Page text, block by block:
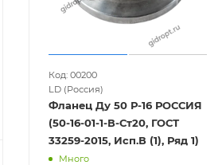
Код: 00200
LD (Россия)
Фланец Ду 50 Р-16 РОССИЯ
(50-16-01-1-В-Ст20, ГОСТ
33259-2015, Исп.В (1), Ряд 1)
Много